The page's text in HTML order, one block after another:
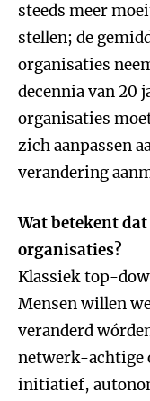
steeds meer
stellen; de
organisaties
decennia van 20
organisaties
zich aanpassen
verandering
Wat betekent
organisaties?
Klassiek top-
Mensen willen
veranderd
netwerk-achtige
initiatief,